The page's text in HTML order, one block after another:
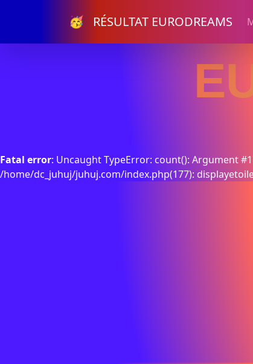
🥳 RÉSULTAT EURODREAMS
Fatal error: Uncaught TypeError: count(): Argument
/home/dc_juhuj/juhuj.com/index.php(177):